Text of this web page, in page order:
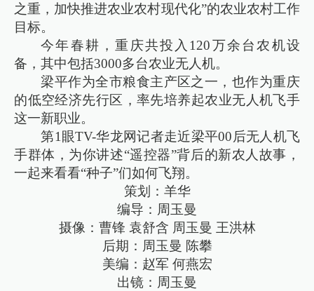
之重，加快推进农业农村现代化”的农业农村工作
目标。
今年春耕，重庆共投入120万余台农机设
备，其中包括3000多台农业无人机。
梁平作为全市粮食主产区之一，也作为重庆
的低空经济先行区，率先培养起农业无人机飞手
这一新职业。
第1眼TV-华龙网记者走近梁平00后无人机飞
手群体，为你讲述“遥控器”背后的新农人故事，
一起来看看“种子”们如何飞翔。
策划：羊华
编导：周玉曼
摄像：曹锋 袁舒含 周玉曼 王洪林
后期：周玉曼 陈攀
美编：赵军 何燕宏
出镜：周玉曼